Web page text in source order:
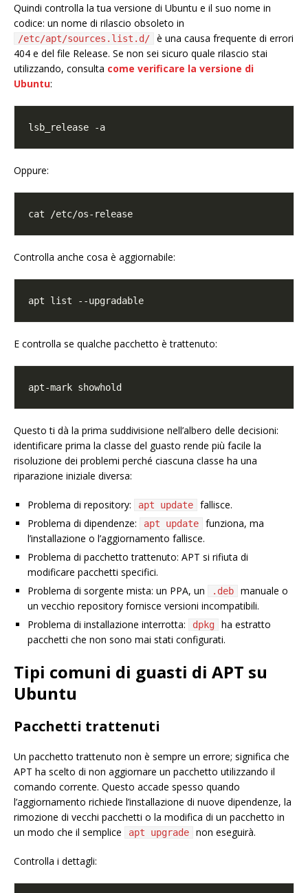
Quindi controlla la tua versione di Ubuntu e il suo nome in
codice: un nome di rilascio obsoleto in
/etc/apt/sources.list.d/
è una causa frequente di errori
404 e del file Release. Se non sei sicuro quale rilascio stai
utilizzando, consulta come verificare la versione di
Ubuntu:
Oppure:
Controlla anche cosa è aggiornabile:
E controlla se qualche pacchetto è trattenuto:
Questo ti dà la prima suddivisione nell’albero delle decisioni:
identificare prima la classe del guasto rende più facile la
risoluzione dei problemi perché ciascuna classe ha una
riparazione iniziale diversa:
Problema di repository: apt update
fallisce.
Problema di dipendenze:
apt update
funziona, ma
l’installazione o l’aggiornamento fallisce.
Problema di pacchetto trattenuto: APT si rifiuta di
modificare pacchetti specifici.
Problema di sorgente mista: un PPA, un
.deb
manuale o
un vecchio repository fornisce versioni incompatibili.
Problema di installazione interrotta:
dpkg
ha estratto
pacchetti che non sono mai stati configurati.
Tipi comuni di guasti di APT su
Ubuntu
Pacchetti trattenuti
Un pacchetto trattenuto non è sempre un errore; significa che
APT ha scelto di non aggiornare un pacchetto utilizzando il
comando corrente. Questo accade spesso quando
l’aggiornamento richiede l’installazione di nuove dipendenze, la
rimozione di vecchi pacchetti o la modifica di un pacchetto in
un modo che il semplice
apt upgrade non eseguirà.
Controlla i dettagli: